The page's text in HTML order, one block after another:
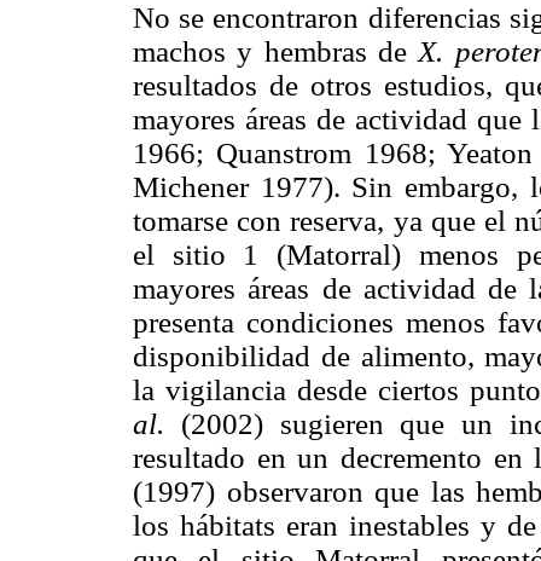
No se encontraron diferencias
machos y hembras de X.
resultados de otros estudios,
mayores áreas de actividad
1966; Quanstrom 1968;
Michener 1977). Sin embargo,
tomarse con reserva, ya que el
el sitio 1 (Matorral) menos
mayores áreas de actividad
presenta condiciones menos
disponibilidad de alimento,
la vigilancia desde ciertos
al. (2002) sugieren que un
resultado en un decremento
(1997) observaron que las
los hábitats eran inestables y